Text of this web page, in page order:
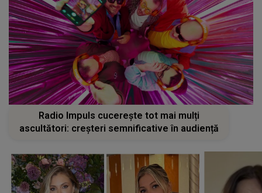
Radio Impuls cucerește tot mai mulți
ascultători: creșteri semnificative în audiență